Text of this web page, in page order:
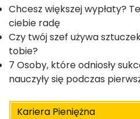
Chcesz większej wypłaty?
ciebie radę
Czy twój szef używa
tobie?
7 Osoby, które odniosły
nauczyły się podczas
Kariera Pieniężna